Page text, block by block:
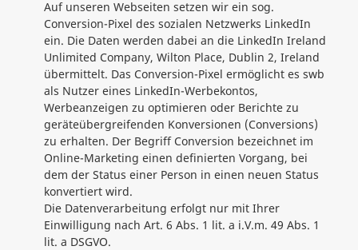
Auf unseren Webseiten setzen wir ein sog.
Conversion-Pixel des sozialen Netzwerks LinkedIn
ein. Die Daten werden dabei an die LinkedIn Ireland
Unlimited Company, Wilton Place, Dublin 2, Ireland
übermittelt. Das Conversion-Pixel ermöglicht es swb
als Nutzer eines LinkedIn-Werbekontos,
Werbeanzeigen zu optimieren oder Berichte zu
geräteübergreifenden Konversionen (Conversions)
zu erhalten. Der Begriff Conversion bezeichnet im
Online-Marketing einen definierten Vorgang, bei
dem der Status einer Person in einen neuen Status
konvertiert wird.
Die Datenverarbeitung erfolgt nur mit Ihrer
Einwilligung nach Art. 6 Abs. 1 lit. a i.V.m. 49 Abs. 1
lit. a DSGVO.